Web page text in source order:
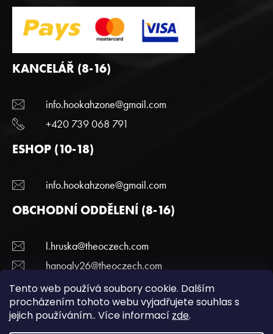
Tento web používá soubory cookie. Dalším
procházením tohoto webu vyjadřujete souhlas s
jejich používáním.. Více informací zde.
KANCELÁŘ (8-16)
info.hookahzone@gmail.com
+420 739 068 791
ESHOP (10-18)
info.hookahzone@gmail.com
OBCHODNÍ ODDĚLENÍ (8-16)
l.hruska@theoczech.com
hanogly26@theoczech.com
+420 774 395 836